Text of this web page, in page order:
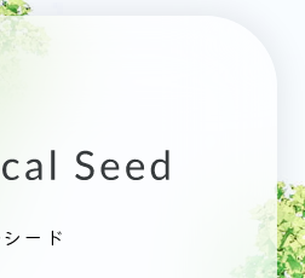
ード